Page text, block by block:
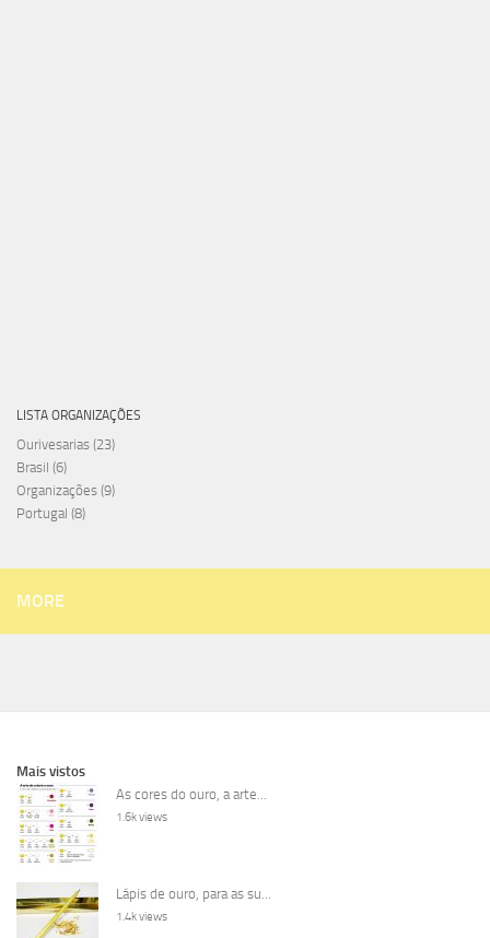
LISTA ORGANIZAÇÕES
Ourivesarias (23)
Brasil (6)
Organizações (9)
Portugal (8)
MORE
Mais vistos
As cores do ouro, a arte...
1.6k views
Lápis de ouro, para as su...
1.4k views